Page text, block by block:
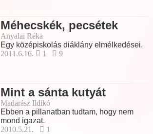
Méhecskék, pecsétek
Anyalai Réka
Egy középiskolás diáklány elmélkedései.
2011.6.16.
1 9
Mint a sánta kutyát
Madarász Ildikó
Ebben a pillanatban tudtam, hogy nem
mond igazat.
2010.5.21.
1